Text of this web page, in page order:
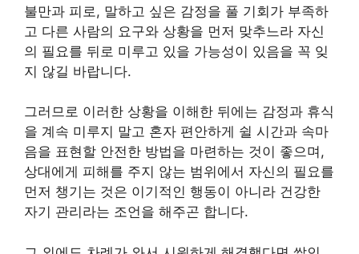
불만과 피로, 말하고 싶은 감정을 풀 기회가 부족하
고 다른 사람의 요구와 상황을 먼저 맞추느라 자신
의 필요를 뒤로 미루고 있을 가능성이 있음을 꼭 잊
지 않길 바랍니다.
그러므로 이러한 상황을 이해한 뒤에는 감정과 휴식
을 계속 미루지 말고 혼자 편안하게 쉴 시간과 속마
음을 표현할 안전한 방법을 마련하는 것이 좋으며,
상대에게 피해를 주지 않는 범위에서 자신의 필요를
먼저 챙기는 것은 이기적인 행동이 아니라 건강한
자기 관리라는 조언을 해주곤 합니다.